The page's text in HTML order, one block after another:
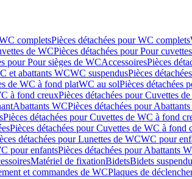
completsPièces détachées pour WC complets
de WCPièces détachées pour Pour
pour Pour sièges de WCAccessoiresPièces
et abattants WCWC suspendusPièces
de WC à fond platWC au solPièces détachées
à fond creuxPièces détachées pour Cuvettes
Abattants WCPièces détachées pour
Pièces détachées pour Cuvettes de WC à fond
Pièces détachées pour Cuvettes de WC à fond
détachées pour Lunettes de WCWC pour
pour enfantsPièces détachées pour Abattants
Matériel de fixationBidetsBidets
et commandes de WCPlaques de